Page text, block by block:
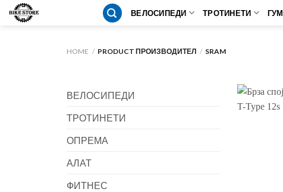
Skip
ВЕЛОСИПЕДИ ТРОТИНЕТИ
HOME / PRODUCT ПРОИЗВОДИТЕЛ / SRAM
ВЕЛОСИПЕДИ
ТРОТИНЕТИ
ОПРЕМА
АЛАТ
ФИТНЕС